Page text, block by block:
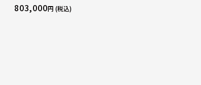
トリヨン ハンドバッグ ゴールド金具 エ
トゥープ
803,000円 (税込)